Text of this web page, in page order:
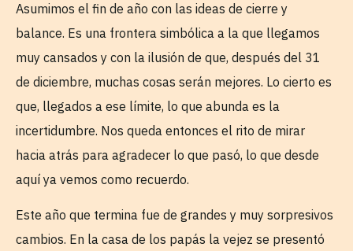
Asumimos el fin de año con las ideas de cierre y
balance. Es una frontera simbólica a la que llegamos
muy cansados y con la ilusión de que, después del 31
de diciembre, muchas cosas serán mejores. Lo cierto es
que, llegados a ese límite, lo que abunda es la
incertidumbre. Nos queda entonces el rito de mirar
hacia atrás para agradecer lo que pasó, lo que desde
aquí ya vemos como recuerdo.
Este año que termina fue de grandes y muy sorpresivos
cambios. En la casa de los papás la vejez se presentó